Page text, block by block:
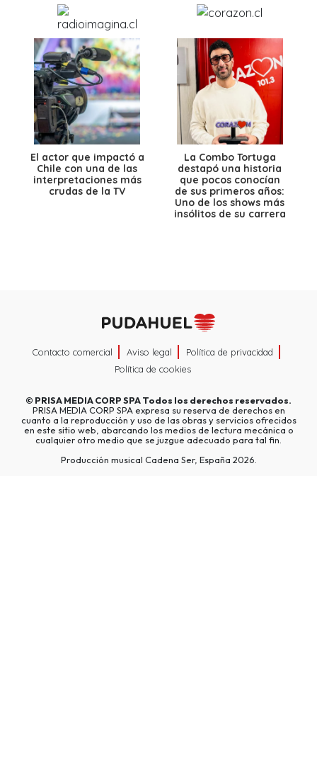
El actor que impactó a
Chile con una de las
interpretaciones más
crudas de la TV
La Combo Tortuga
destapó una historia
que pocos conocían
de sus primeros años:
Uno de los shows más
insólitos de su carrera
Contacto comercial Aviso legal
Política de privacidad
Política de cookies
© PRISA MEDIA CORP SPATodos los derechos reservados.
PRISA MEDIA CORP SPA expresa su reserva de derechos en
cuanto a la reproducción y uso de las obras y servicios ofrecidos
en este sitio web, abarcando los medios de lectura mecánica o
cualquier otro medio que se juzgue adecuado para tal fin.
Producción musical Cadena Ser, España 2026.